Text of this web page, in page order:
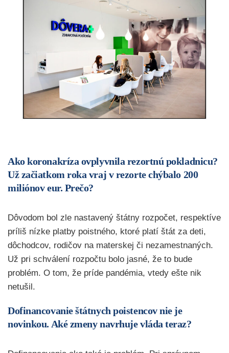
Ako koronakríza ovplyvnila rezortnú pokladnicu?
Už začiatkom roka vraj v rezorte chýbalo 200
miliónov eur. Prečo?
Dôvodom bol zle nastavený štátny rozpočet, respektíve
príliš nízke platby poistného, ktoré platí štát za deti,
dôchodcov, rodičov na materskej či nezamestnaných.
Už pri schválení rozpočtu bolo jasné, že to bude
problém. O tom, že príde pandémia, vtedy ešte nik
netušil.
Dofinancovanie štátnych poistencov nie je
novinkou. Aké zmeny navrhuje vláda teraz?